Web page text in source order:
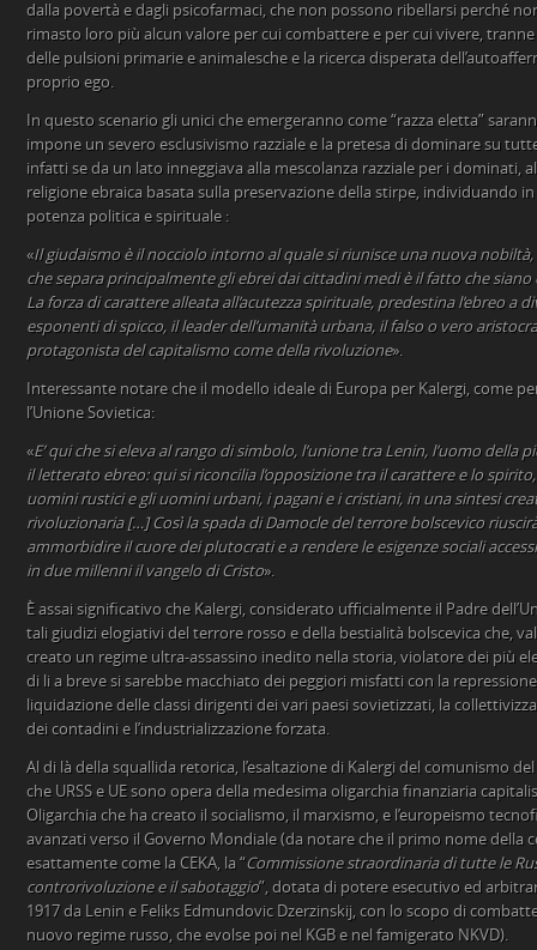
dalla povertà e dagli psicofarmaci, che non possono ribellarsi perché
rimasto loro più alcun valore per cui combattere e per cui vivere,
delle pulsioni primarie e animalesche e la ricerca disperata
proprio ego.
In questo scenario gli unici che emergeranno come “razza eletta”
impone un severo esclusivismo razziale e la pretesa di dominare su
infatti se da un lato inneggiava alla mescolanza razziale per i dominati,
religione ebraica basata sulla preservazione della stirpe, individuando
potenza politica e spirituale :
«Il giudaismo è il nocciolo intorno al quale si riunisce una nuova
che separa principalmente gli ebrei dai cittadini medi è il fatto che
La forza di carattere alleata all’acutezza spirituale, predestina l’ebreo a
esponenti di spicco, il leader dell’umanità urbana, il falso o vero
protagonista del capitalismo come della rivoluzione».
Interessante notare che il modello ideale di Europa per Kalergi, come
l’Unione Sovietica:
«E’ qui che si eleva al rango di simbolo, l’unione tra Lenin, l’uomo della
il letterato ebreo: qui si riconcilia l’opposizione tra il carattere e lo
uomini rustici e gli uomini urbani, i pagani e i cristiani, in una sintesi
rivoluzionaria […] Così la spada di Damocle del terrore bolscevico
ammorbidire il cuore dei plutocrati e a rendere le esigenze sociali
in due millenni il vangelo di Cristo».
È assai significativo che Kalergi, considerato ufficialmente il Padre
tali giudizi elogiativi del terrore rosso e della bestialità bolscevica che,
creato un regime ultra-assassino inedito nella storia, violatore dei più
di li a breve si sarebbe macchiato dei peggiori misfatti con la
liquidazione delle classi dirigenti dei vari paesi sovietizzati, la
dei contadini e l’industrializzazione forzata.
Al di là della squallida retorica, l’esaltazione di Kalergi del comunismo
che URSS e UE sono opera della medesima oligarchia finanziaria
Oligarchia che ha creato il socialismo, il marxismo, e l’europeismo
avanzati verso il Governo Mondiale (da notare che il primo nome della
esattamente come la CEKA, la “Commissione straordinaria di tutte le
controrivoluzione e il sabotaggio”, dotata di potere esecutivo ed
1917 da Lenin e Feliks Edmundovic Dzerzinskij, con lo scopo di
nuovo regime russo, che evolse poi nel KGB e nel famigerato NKVD).